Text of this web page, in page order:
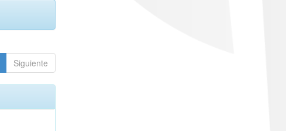
Siguiente